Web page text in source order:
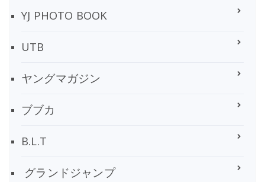
YJ PHOTO BOOK
UTB
ヤングマガジン
ブブカ
B.L.T
グランドジャンプ